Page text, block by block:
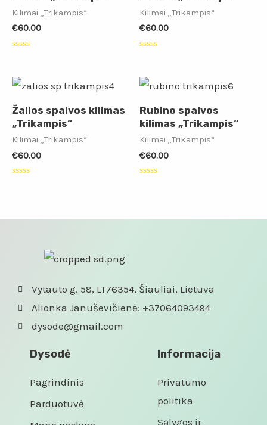
Kilimai „Trikampis“
€60.00
5
Kilimai „Trikampis“
€60.00
5
Žalios spalvos kilimas
„Trikampis“
Kilimai „Trikampis“
€60.00
Rubino spalvos
kilimas „Trikampis“
Kilimai „Trikampis“
€60.00
Vytauto g. 58, LT76354, Šiauliai, Lietuva
Alionka Januševičienė: +37064093494
dysode@gmail.com
Dysodė
Pagrindinis
Parduotuvė
Informacija
Privatumo
politika
Sąlygos ir